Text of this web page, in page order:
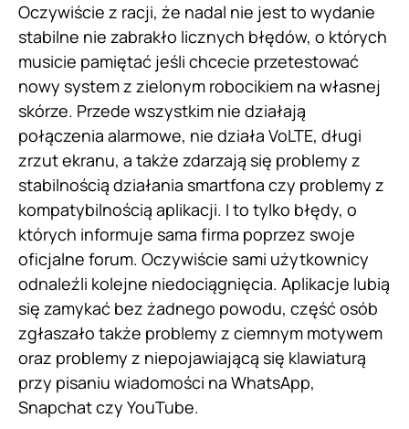
Oczywiście z racji, że nadal nie jest to wydanie
stabilne nie zabrakło licznych błędów, o których
musicie pamiętać jeśli chcecie przetestować
nowy system z zielonym robocikiem na własnej
skórze. Przede wszystkim nie działają
połączenia alarmowe, nie działa VoLTE, długi
zrzut ekranu, a także zdarzają się problemy z
stabilnością działania smartfona czy problemy z
kompatybilnością aplikacji. I to tylko błędy, o
których informuje sama firma poprzez swoje
oficjalne forum. Oczywiście sami użytkownicy
odnaleźli kolejne niedociągnięcia. Aplikacje lubią
się zamykać bez żadnego powodu, część osób
zgłaszało także problemy z ciemnym motywem
oraz problemy z niepojawiającą się klawiaturą
przy pisaniu wiadomości na WhatsApp,
Snapchat czy YouTube.